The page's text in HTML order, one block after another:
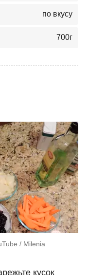
по вкусу
700г
/ Milenia
кусок